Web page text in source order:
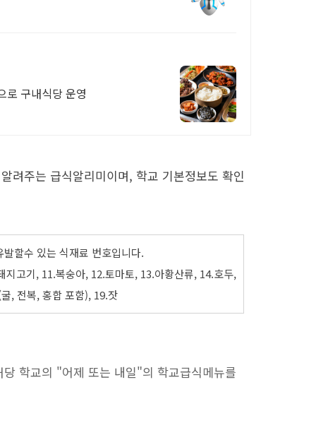
로 구내식당 운영
려주는 급식알리미이며, 학교 기본정보도 확인
할수 있는 식재료 번호입니다.
고기, 11.복숭아, 12.토마토, 13.아황산류, 14.호두,
, 전복, 홍합 포함), 19.잣
학교의 "어제 또는 내일"의 학교급식메뉴를